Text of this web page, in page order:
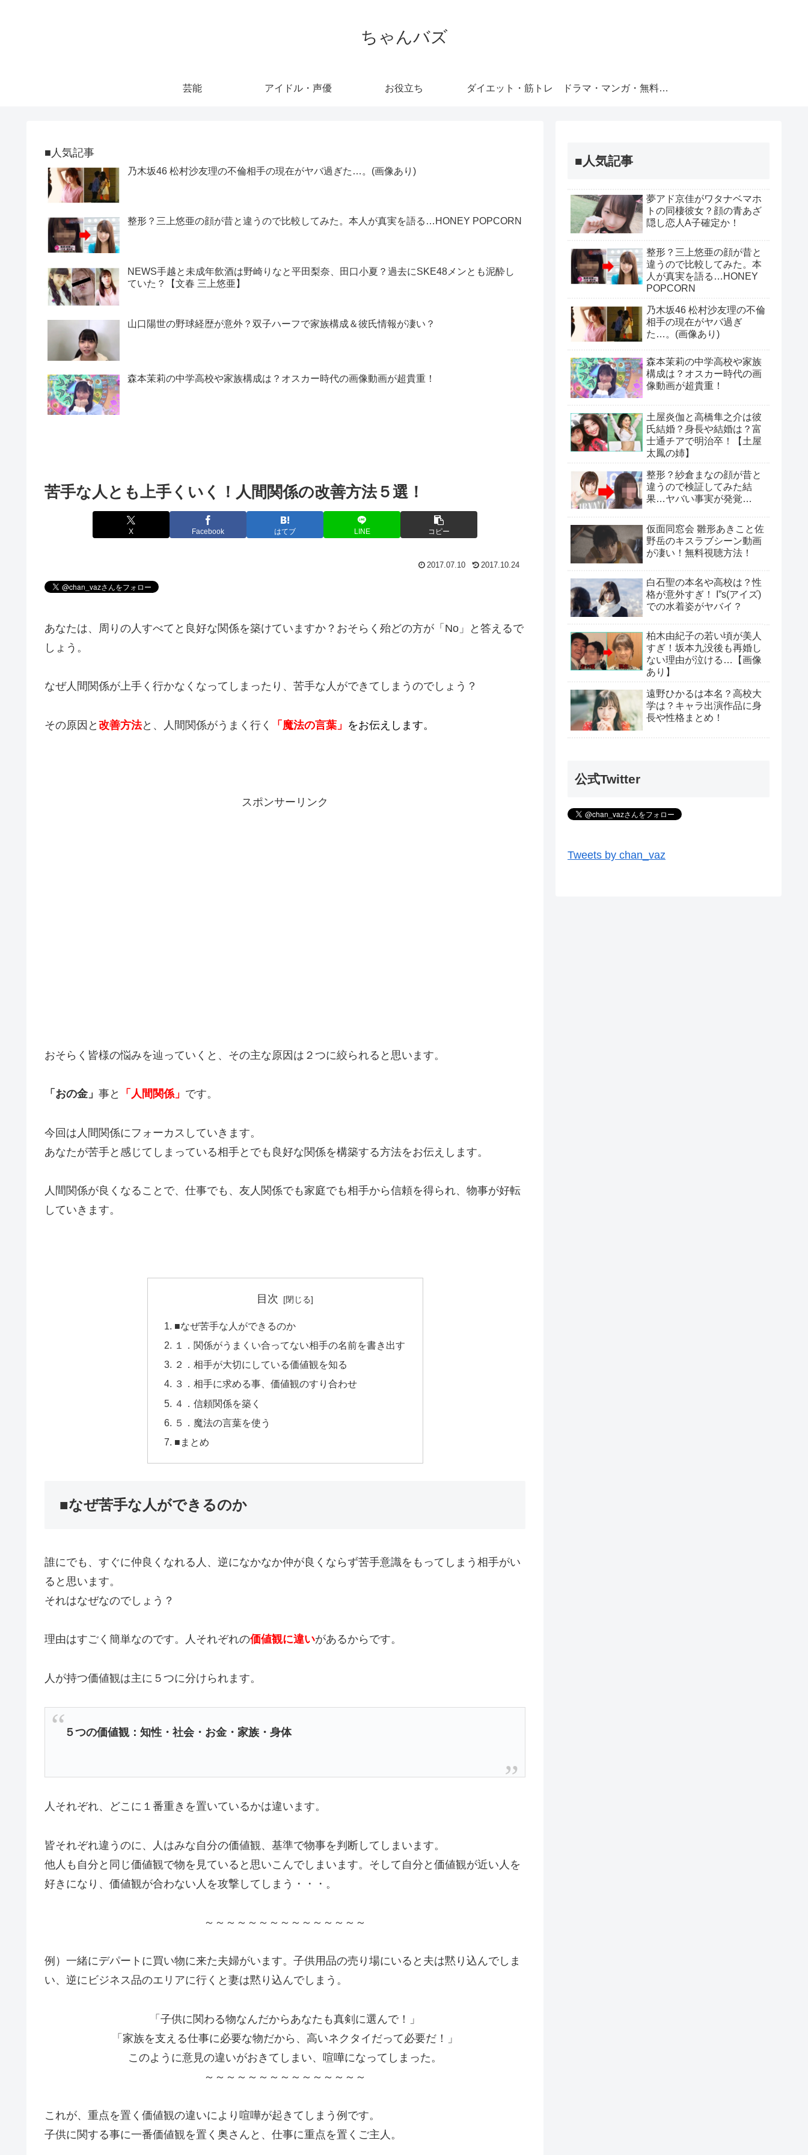
ちゃんバズ
芸能 アイドル・声優 お役立ち ダイエット・筋トレ ドラマ・マンガ・無料視聴
■人気記事
乃木坂46 松村沙友理の不倫相手の現在がヤバ過ぎた…。(画像あり)
整形？三上悠亜の顔が昔と違うので比較してみた。本人が真実を語る…HONEY POPCORN
NEWS手越と未成年飲酒は野崎りなと平田梨奈、田口小夏？過去にSKE48メンとも泥酔し
ていた？【文春 三上悠亜】
山口陽世の野球経歴が意外？双子ハーフで家族構成＆彼氏情報が凄い？
森本茉莉の中学高校や家族構成は？オスカー時代の画像動画が超貴重！
苦手な人とも上手くいく！人間関係の改善方法５選！
X Facebook はてブ LINE コピー
2017.07.10 2017.10.24
あなたは、周りの人すべてと良好な関係を築けていますか？おそらく殆どの方が「No」と答えるで
しょう。
なぜ人間関係が上手く行かなくなってしまったり、苦手な人ができてしまうのでしょう？
その原因と 改善方法と、人間関係がうまく行く 「魔法の言葉」 をお伝えします。
スポンサーリンク
おそらく皆様の悩みを辿っていくと、その主な原因は２つに絞られると思います。
「おの金」 事と 「人間関係」 です。
今回は人間関係にフォーカスしていきます。
あなたが苦手と感じてしまっている相手とでも良好な関係を構築する方法をお伝えします。
人間関係が良くなることで、仕事でも、友人関係でも家庭でも相手から信頼を得られ、物事が好転
していきます。
目次
■なぜ苦手な人ができるのか
１．関係がうまくい合ってない相手の名前を書き出す
２．相手が大切にしている価値観を知る
３．相手に求める事、価値観のすり合わせ
４．信頼関係を築く
５．魔法の言葉を使う
■まとめ
■なぜ苦手な人ができるのか
誰にでも、すぐに仲良くなれる人、逆になかなか仲が良くならず苦手意識をもってしまう相手がい
ると思います。
それはなぜなのでしょう？
理由はすごく簡単なのです。人それぞれの価値観に違いがあるからです。
人が持つ価値観は主に５つに分けられます。
５つの価値観：知性・社会・お金・家族・身体
人それぞれ、どこに１番重きを置いているかは違います。
皆それぞれ違うのに、人はみな自分の価値観、基準で物事を判断してしまいます。
他人も自分と同じ価値観で物を見ていると思いこんでしまいます。そして自分と価値観が近い人を
好きになり、価値観が合わない人を攻撃してしまう・・・。
～～～～～～～～～～～～～～～
例）一緒にデパートに買い物に来た夫婦がいます。子供用品の売り場にいると夫は黙り込んでしま
い、逆にビジネス品のエリアに行くと妻は黙り込んでしまう。
「子供に関わる物なんだからあなたも真剣に選んで！」
「家族を支える仕事に必要な物だから、高いネクタイだって必要だ！」
このように意見の違いがおきてしまい、喧嘩になってしまった。
～～～～～～～～～～～～～～～
これが、重点を置く価値観の違いにより喧嘩が起きてしまう例です。
子供に関する事に一番価値観を置く奥さんと、仕事に重点を置くご主人。
■人気記事
夢アド京佳がワタナベマホ
トの同棲彼女？顔の青あざ
隠し恋人A子確定か！
整形？三上悠亜の顔が昔と
違うので比較してみた。本
人が真実を語る…HONEY
POPCORN
乃木坂46 松村沙友理の不倫
相手の現在がヤバ過ぎ
た…。(画像あり)
森本茉莉の中学高校や家族
構成は？オスカー時代の画
像動画が超貴重！
土屋炎伽と高橋隼之介は彼
氏結婚？身長や結婚は？富
士通チアで明治卒！【土屋
太鳳の姉】
整形？紗倉まなの顔が昔と
違うので検証してみた結
果…ヤバい事実が発覚…
仮面同窓会 雛形あきこと佐
野岳のキスラブシーン動画
が凄い！無料視聴方法！
白石聖の本名や高校は？性
格が意外すぎ！ I”s(アイズ)
での水着姿がヤバイ？
柏木由紀子の若い頃が美人
すぎ！坂本九没後も再婚し
ない理由が泣ける…【画像
あり】
遠野ひかるは本名？高校大
学は？キャラ出演作品に身
長や性格まとめ！
公式Twitter
Tweets by chan_vaz